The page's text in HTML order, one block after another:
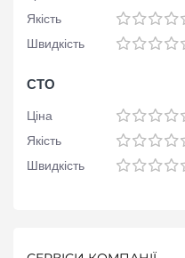
Якість
Швидкість
СТО
Ціна
Якість
Швидкість